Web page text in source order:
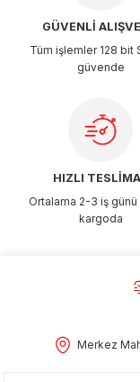
GÜVENLİ
Tüm işlemler 128 bit
güvende
HIZLI
Ortalama 2-3 iş
kargoda
Merkez